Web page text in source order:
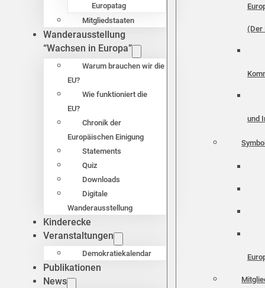
Europatag
Mitgliedstaaten
Wanderausstellung
“Wachsen in Europa”
Warum brauchen wir die
EU?
Wie funktioniert die
EU?
Chronik der
Europäischen Einigung
Statements
Quiz
Downloads
Digitale
Wanderausstellung
Kinderecke
Veranstaltungen
Demokratiekalendar
Publikationen
News
(Der
und